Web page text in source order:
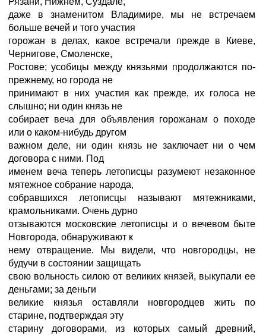
даже в знаменитом Владимире, мы не встречаем
больше вечей и того участия
горожан в делах, какое встречали прежде в Киеве,
Чернигове, Смоленске,
Ростове; усобицы между князьями продолжаются по-
прежнему, но города не
принимают в них участия как прежде, их голоса не
слышно; ни один князь не
собирает веча для объявления горожанам о походе
или о каком-нибудь другом
важном деле, ни один князь не заключает ни о чем
договора с ними. Под
именем веча теперь летописцы разумеют незаконное
мятежное собрание народа,
собравшихся летописцы называют мятежниками,
крамольниками. Очень дурно
отзываются московские летописцы и о вечевом быте
Новгорода, обнаруживают к
нему отвращение. Мы видели, что новгородцы, не
будучи в состоянии защищать
свою вольность силою от великих князей, выкупали ее
деньгами; за деньги
великие князья оставляли новгородцев жить по
старине, подтверждая эту
старину договорами, из которых самый древний,